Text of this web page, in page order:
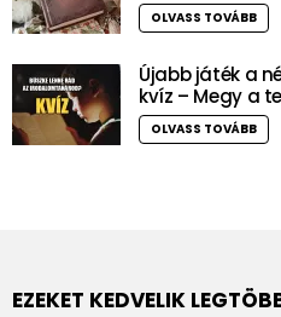
OLVASS TOVÁBB
Újabb játék a
kvíz – Megy a
OLVASS TOVÁBB
EZEKET KEDVELIK